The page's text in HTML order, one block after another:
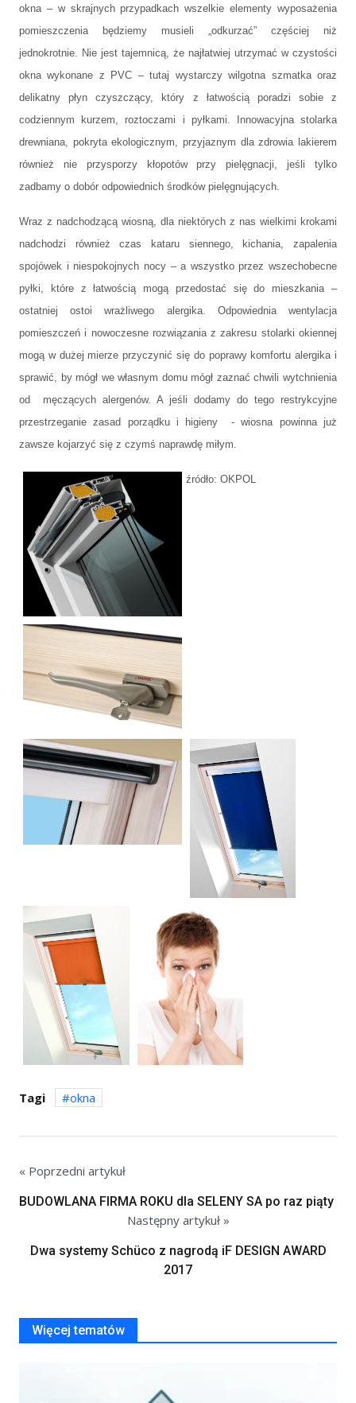
okna – w skrajnych przypadkach wszelkie elementy wyposażenia
pomieszczenia będziemy musieli „odkurzać” częściej niż
jednokrotnie. Nie jest tajemnicą, że najłatwiej utrzymać w czystości
okna wykonane z PVC – tutaj wystarczy wilgotna szmatka oraz
delikatny płyn czyszczący, który z łatwością poradzi sobie z
codziennym kurzem, roztoczami i pyłkami. Innowacyjna stolarka
drewniana, pokryta ekologicznym, przyjaznym dla zdrowia lakierem
również nie przysporzy kłopotów przy pielęgnacji, jeśli tylko
zadbamy o dobór odpowiednich środków pielęgnujących.
Wraz z nadchodzącą wiosną, dla niektórych z nas wielkimi krokami
nadchodzi również czas kataru siennego, kichania, zapalenia
spojówek i niespokojnych nocy – a wszystko przez wszechobecne
pyłki, które z łatwością mogą przedostać się do mieszkania –
ostatniej ostoi wrażliwego alergika. Odpowiednia wentylacja
pomieszczeń i nowoczesne rozwiązania z zakresu stolarki okiennej
mogą w dużej mierze przyczynić się do poprawy komfortu alergika i
sprawić, by mógł we własnym domu mógł zaznać chwili wytchnienia
od męczących alergenów. A jeśli dodamy do tego restrykcyjne
przestrzeganie zasad porządku i higieny - wiosna powinna już
zawsze kojarzyć się z czymś naprawdę miłym.
źródło: OKPOL
Tagi okna
« Poprzedni artykuł
BUDOWLANA FIRMA ROKU dla SELENY SA po raz piąty
Następny artykuł »
Dwa systemy Schüco z nagrodą iF DESIGN AWARD
2017
Więcej tematów